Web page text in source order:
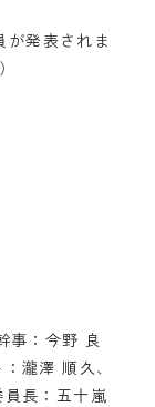
発表されま
事：今野 良
瀧澤 順久、
長：五十嵐